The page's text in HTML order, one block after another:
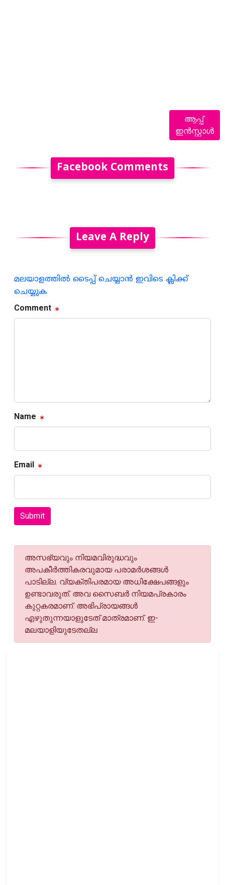
Facebook Comments
Leave A Reply
മലയാളത്തില്‍ ടൈപ്പ് ചെയ്യാന്‍ ഇവിടെ ക്ലിക്ക്
ചെയ്യുക
Comment
Name
Email
Submit
അസഭ്യവും നിയമവിരുദ്ധവും
അപകീര്‍ത്തികരവുമായ പരാമര്‍ശങ്ങള്‍
പാടില്ല. വ്യക്തിപരമായ അധിക്ഷേപങ്ങളും
ഉണ്ടാവരുത്. അവ സൈബര്‍ നിയമപ്രകാരം
കുറ്റകരമാണ്. അഭിപ്രായങ്ങള്‍
എഴുതുന്നയാളുടേത് മാത്രമാണ്. ഇ-
മലയാളിയുടേതല്ല
ആപ്പ്
ഇൻസ്റ്റാൾ